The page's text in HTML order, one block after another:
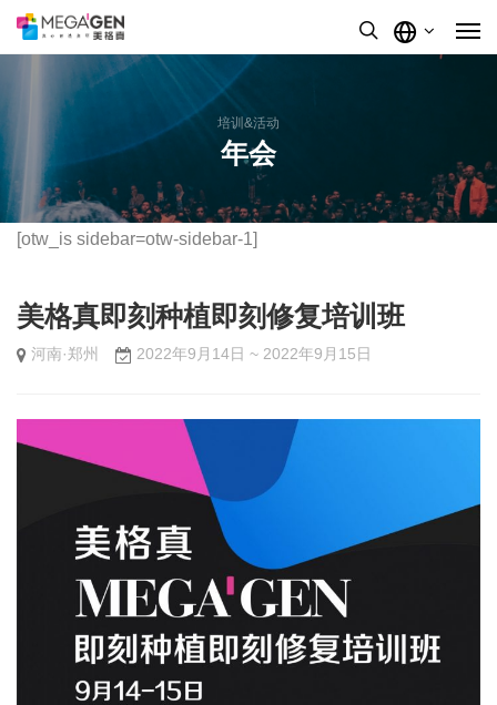
按Enter键进行搜索或按ESC键关闭
培训&活动
年会
[otw_is sidebar=otw-sidebar-1]
美格真即刻种植即刻修复培训班
河南·郑州 2022年9月14日 ~ 2022年9月15日